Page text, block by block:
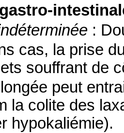
:
cas, la prise
souffrant de
peut
la colite des
hypokaliémie).